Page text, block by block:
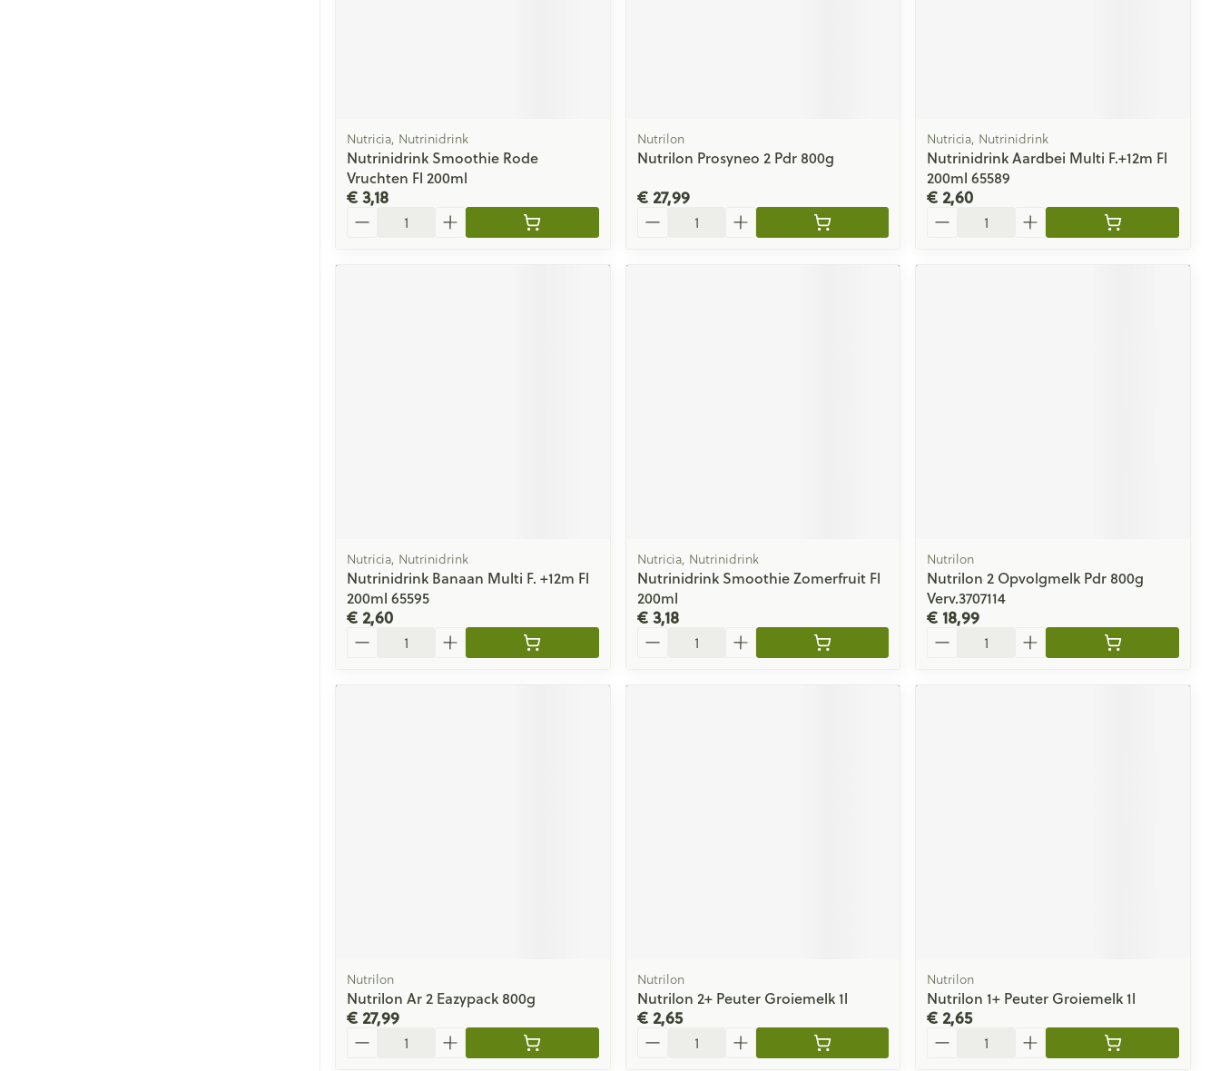
Nutricia, Nutrinidrink
Nutrinidrink Smoothie Rode
Vruchten Fl 200ml
€ 3,18
Nutrilon
Nutrilon Prosyneo 2 Pdr 800g
€ 27,99
Nutricia, Nutrinidrink
Nutrinidrink Aardbei Multi F.+12m Fl
200ml 65589
€ 2,60
Nutricia, Nutrinidrink
Nutrinidrink Banaan Multi F. +12m Fl
200ml 65595
€ 2,60
Nutricia, Nutrinidrink
Nutrinidrink Smoothie Zomerfruit Fl
200ml
€ 3,18
Nutrilon
Nutrilon 2 Opvolgmelk Pdr 800g
Verv.3707114
€ 18,99
Nutrilon
Nutrilon Ar 2 Eazypack 800g
€ 27,99
Nutrilon
Nutrilon 2+ Peuter Groiemelk 1l
€ 2,65
Nutrilon
Nutrilon 1+ Peuter Groiemelk 1l
€ 2,65